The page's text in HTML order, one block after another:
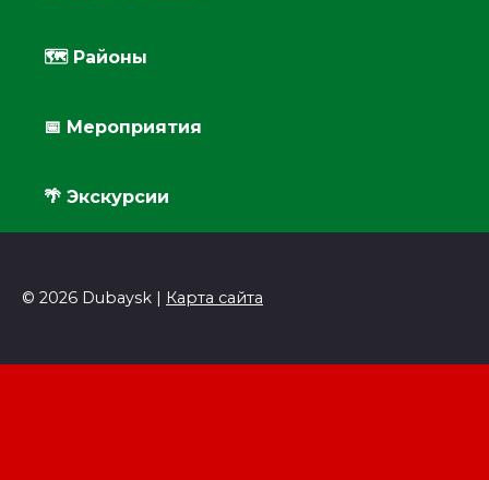
🗺 Районы
📅 Мероприятия
🌴 Экскурсии
© 2026 Dubaysk | Карта сайта